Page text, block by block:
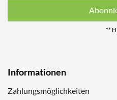
**
Informationen
Zahlungsmöglichkeiten